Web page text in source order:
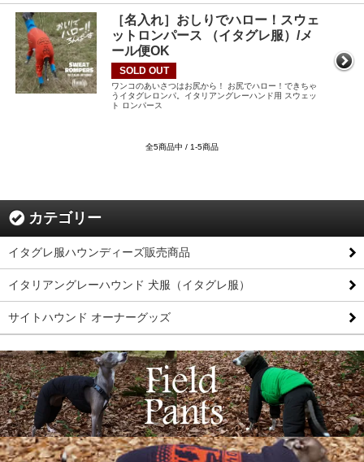
［名入れ］おしりでハロー！スウェ
ットロンパース （イタグレ服）/メ
ール便OK
SOLD OUT
ワンコのあいさつはお尻から！ お尻でハロー！できちゃ
うイタグレロンパ。イタリアングレーハンド用 スウェッ
ト ロンパース
全5商品中 / 1-5商品
カテゴリー
イタグレ服ハウンディーズ販売商品
イタリアングレーハウンド 犬服（イタグレ服）
サイトハウンド オーナーグッズ